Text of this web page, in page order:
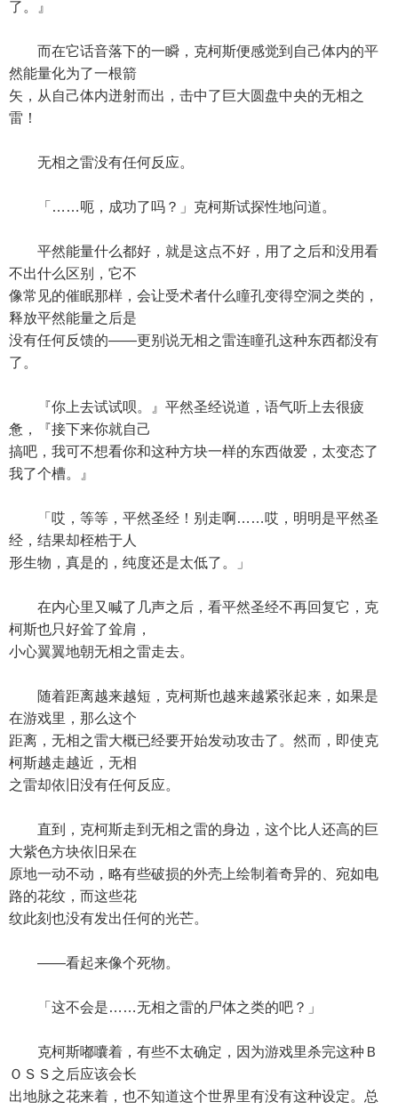
了。』
而在它话音落下的一瞬，克柯斯便感觉到自己体内的平
然能量化为了一根箭
矢，从自己体内迸射而出，击中了巨大圆盘中央的无相之
雷！
无相之雷没有任何反应。
「……呃，成功了吗？」克柯斯试探性地问道。
平然能量什么都好，就是这点不好，用了之后和没用看
不出什么区别，它不
像常见的催眠那样，会让受术者什么瞳孔变得空洞之类的，
释放平然能量之后是
没有任何反馈的——更别说无相之雷连瞳孔这种东西都没有
了。
『你上去试试呗。』平然圣经说道，语气听上去很疲
惫，『接下来你就自己
搞吧，我可不想看你和这种方块一样的东西做爱，太变态了
我了个槽。』
「哎，等等，平然圣经！别走啊……哎，明明是平然圣
经，结果却桎梏于人
形生物，真是的，纯度还是太低了。」
在内心里又喊了几声之后，看平然圣经不再回复它，克
柯斯也只好耸了耸肩，
小心翼翼地朝无相之雷走去。
随着距离越来越短，克柯斯也越来越紧张起来，如果是
在游戏里，那么这个
距离，无相之雷大概已经要开始发动攻击了。然而，即使克
柯斯越走越近，无相
之雷却依旧没有任何反应。
直到，克柯斯走到无相之雷的身边，这个比人还高的巨
大紫色方块依旧呆在
原地一动不动，略有些破损的外壳上绘制着奇异的、宛如电
路的花纹，而这些花
纹此刻也没有发出任何的光芒。
——看起来像个死物。
「这不会是……无相之雷的尸体之类的吧？」
克柯斯嘟囔着，有些不太确定，因为游戏里杀完这种Ｂ
ＯＳＳ之后应该会长
出地脉之花来着，也不知道这个世界里有没有这种设定。总